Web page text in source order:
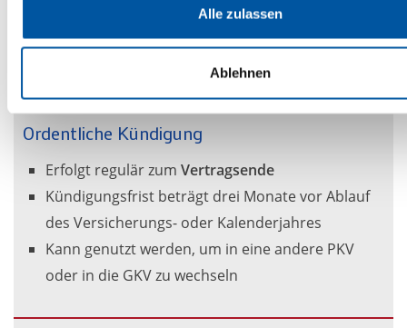
notwendigen Cookies. Weitere Informationen zur
personenbezogener Daten auf dieser Website finden Sie
Alle zulassen
Ablehnen
Grundsätzlich gibt es zwei Möglichkeiten, eine
Krankenversicherung zu kündigen:
Ordentliche Kündigung
Erfolgt regulär zum Vertragsende
Kündigungsfrist beträgt drei Monate vor Ablauf
des Versicherungs- oder Kalenderjahres
Kann genutzt werden, um in eine andere PKV
oder in die GKV zu wechseln